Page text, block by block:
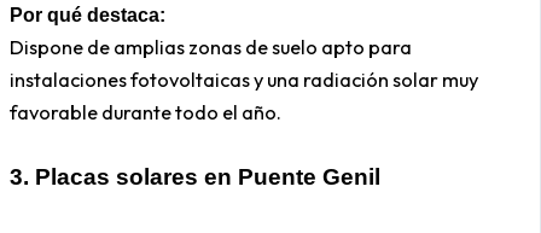
Por qué destaca:
Dispone de amplias zonas de suelo apto para
instalaciones fotovoltaicas y una radiación solar muy
favorable durante todo el año.
3. Placas solares en Puente Genil